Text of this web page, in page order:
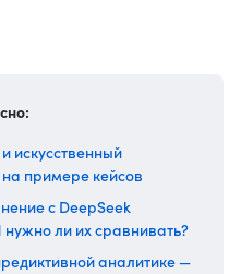
искусственный
примере кейсов
с DeepSeek
ли их сравнивать?
аналитике —